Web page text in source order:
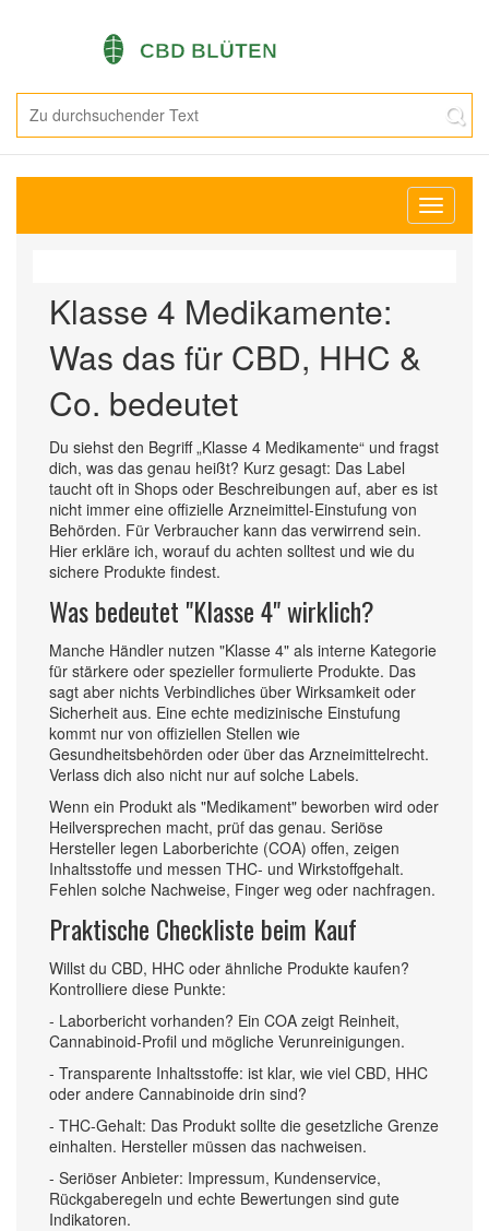
Klasse 4 Medikamente:
Was das für CBD, HHC &
Co. bedeutet
Du siehst den Begriff „Klasse 4 Medikamente“ und fragst
dich, was das genau heißt? Kurz gesagt: Das Label
taucht oft in Shops oder Beschreibungen auf, aber es ist
nicht immer eine offizielle Arzneimittel-Einstufung von
Behörden. Für Verbraucher kann das verwirrend sein.
Hier erkläre ich, worauf du achten solltest und wie du
sichere Produkte findest.
Was bedeutet "Klasse 4" wirklich?
Manche Händler nutzen "Klasse 4" als interne Kategorie
für stärkere oder spezieller formulierte Produkte. Das
sagt aber nichts Verbindliches über Wirksamkeit oder
Sicherheit aus. Eine echte medizinische Einstufung
kommt nur von offiziellen Stellen wie
Gesundheitsbehörden oder über das Arzneimittelrecht.
Verlass dich also nicht nur auf solche Labels.
Wenn ein Produkt als "Medikament" beworben wird oder
Heilversprechen macht, prüf das genau. Seriöse
Hersteller legen Laborberichte (COA) offen, zeigen
Inhaltsstoffe und messen THC- und Wirkstoffgehalt.
Fehlen solche Nachweise, Finger weg oder nachfragen.
Praktische Checkliste beim Kauf
Willst du CBD, HHC oder ähnliche Produkte kaufen?
Kontrolliere diese Punkte:
- Laborbericht vorhanden? Ein COA zeigt Reinheit,
Cannabinoid-Profil und mögliche Verunreinigungen.
- Transparente Inhaltsstoffe: ist klar, wie viel CBD, HHC
oder andere Cannabinoide drin sind?
- THC-Gehalt: Das Produkt sollte die gesetzliche Grenze
einhalten. Hersteller müssen das nachweisen.
- Seriöser Anbieter: Impressum, Kundenservice,
Rückgaberegeln und echte Bewertungen sind gute
Indikatoren.